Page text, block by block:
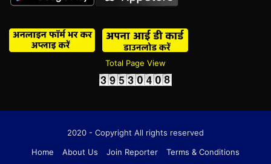
Total Page View
2020 - Copyright All rights reserved
Home
About Us Join Reporter Terms & Conditions